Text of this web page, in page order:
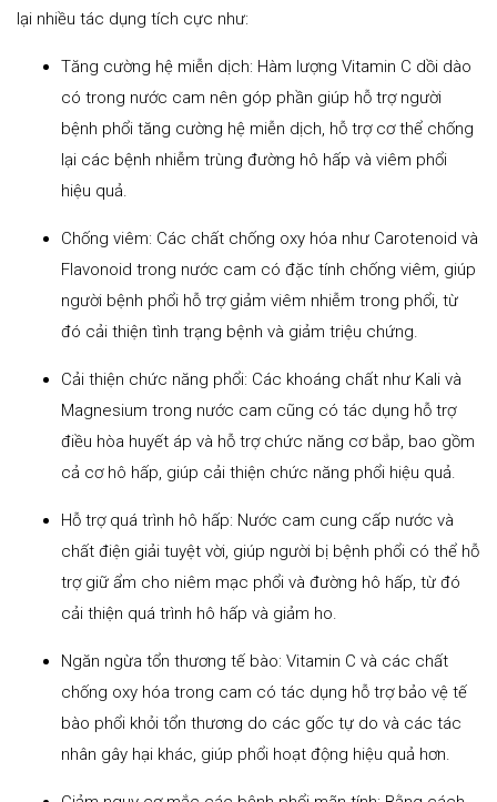
lại nhiều tác dụng tích cực như:
Tăng cường hệ miễn dịch: Hàm lượng Vitamin C dồi dào
có trong nước cam nên góp phần giúp hỗ trợ người
bệnh phổi tăng cường hệ miễn dịch, hỗ trợ cơ thể chống
lại các bệnh nhiễm trùng đường hô hấp và viêm phổi
hiệu quả.
Chống viêm: Các chất chống oxy hóa như Carotenoid và
Flavonoid trong nước cam có đặc tính chống viêm, giúp
người bệnh phổi hỗ trợ giảm viêm nhiễm trong phổi, từ
đó cải thiện tình trạng bệnh và giảm triệu chứng.
Cải thiện chức năng phổi: Các khoáng chất như Kali và
Magnesium trong nước cam cũng có tác dụng hỗ trợ
điều hòa huyết áp và hỗ trợ chức năng cơ bắp, bao gồm
cả cơ hô hấp, giúp cải thiện chức năng phổi hiệu quả.
Hỗ trợ quá trình hô hấp: Nước cam cung cấp nước và
chất điện giải tuyệt vời, giúp người bị bệnh phổi có thể hỗ
trợ giữ ẩm cho niêm mạc phổi và đường hô hấp, từ đó
cải thiện quá trình hô hấp và giảm ho.
Ngăn ngừa tổn thương tế bào: Vitamin C và các chất
chống oxy hóa trong cam có tác dụng hỗ trợ bảo vệ tế
bào phổi khỏi tổn thương do các gốc tự do và các tác
nhân gây hại khác, giúp phổi hoạt động hiệu quả hơn.